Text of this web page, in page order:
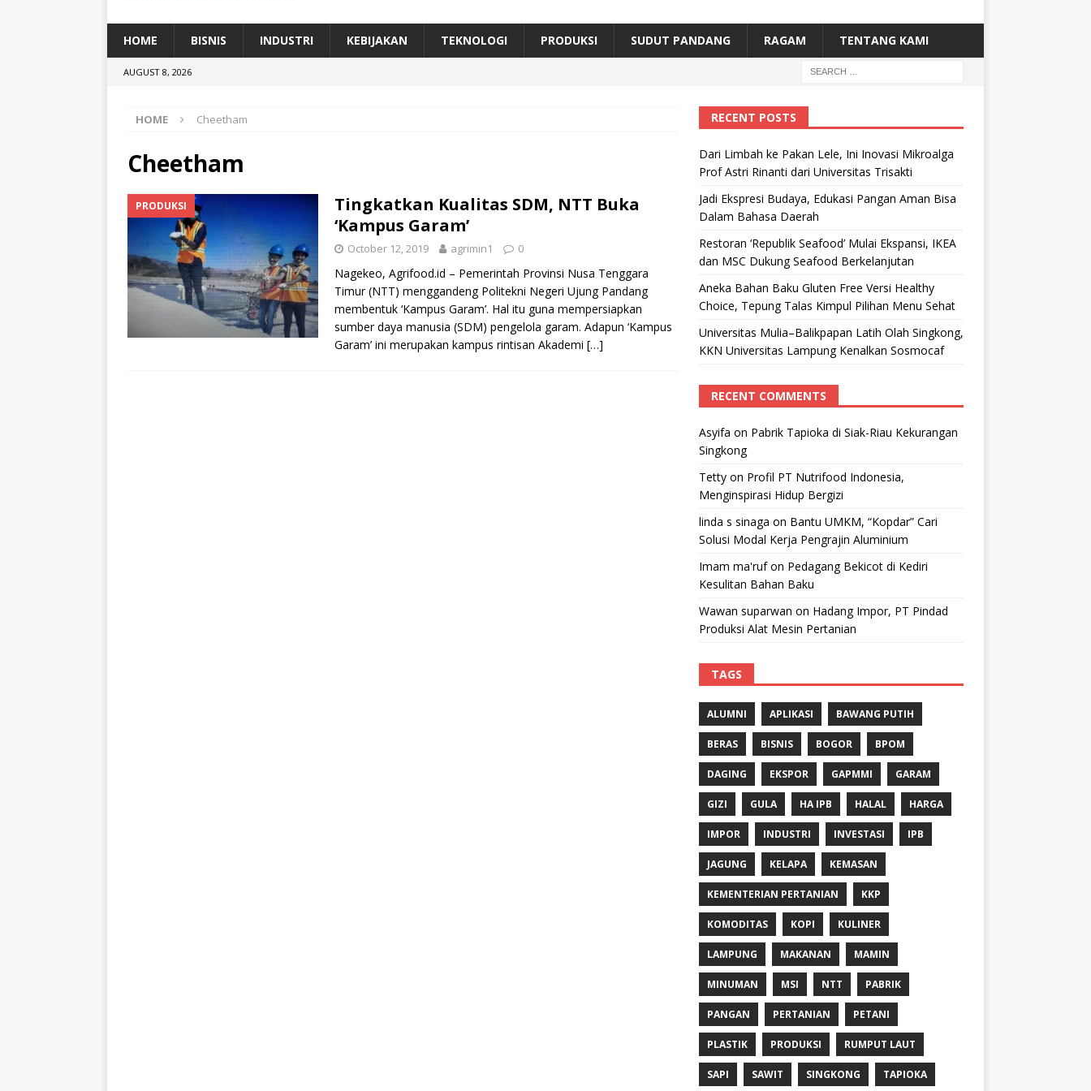
[ July 11, 2026 ] Dari Limbah ke Pakan Lele, Ini Inovasi Mikroalga Prof Astri Rinanti dari Universitas Trisakti
HOME BISNIS INDUSTRI KEBIJAKAN TEKNOLOGI PRODUKSI SUDUT PANDANG RAGAM TENTANG KAMI
AUGUST 8, 2026
HOME Cheetham
Cheetham
PRODUKSI
Tingkatkan Kualitas SDM, NTT Buka
‘Kampus Garam’
October 12, 2019 agrimin1 0
Nagekeo, Agrifood.id – Pemerintah Provinsi Nusa Tenggara
Timur (NTT) menggandeng Politekni Negeri Ujung Pandang
membentuk ‘Kampus Garam’. Hal itu guna mempersiapkan
sumber daya manusia (SDM) pengelola garam. Adapun ‘Kampus
Garam’ ini merupakan kampus rintisan Akademi […]
RECENT POSTS
Dari Limbah ke Pakan Lele, Ini Inovasi Mikroalga
Prof Astri Rinanti dari Universitas Trisakti
Jadi Ekspresi Budaya, Edukasi Pangan Aman Bisa
Dalam Bahasa Daerah
Restoran ‘Republik Seafood’ Mulai Ekspansi, IKEA
dan MSC Dukung Seafood Berkelanjutan
Aneka Bahan Baku Gluten Free Versi Healthy
Choice, Tepung Talas Kimpul Pilihan Menu Sehat
Universitas Mulia–Balikpapan Latih Olah Singkong,
KKN Universitas Lampung Kenalkan Sosmocaf
RECENT COMMENTS
Asyifa on Pabrik Tapioka di Siak-Riau Kekurangan
Singkong
Tettyon Profil PT Nutrifood Indonesia,
Menginspirasi Hidup Bergizi
linda s sinaga on Bantu UMKM, “Kopdar” Cari
Solusi Modal Kerja Pengrajin Aluminium
Imam ma'rufon Pedagang Bekicot di Kediri
Kesulitan Bahan Baku
Wawan suparwan on Hadang Impor, PT Pindad
Produksi Alat Mesin Pertanian
TAGS
ALUMNI APLIKASI BAWANG PUTIH
BERAS BISNIS BOGOR BPOM
DAGING EKSPOR GAPMMI GARAM
GIZI GULA HA IPB HALAL HARGA
IMPOR INDUSTRI INVESTASI IPB
JAGUNG KELAPA KEMASAN
KEMENTERIAN PERTANIAN KKP
KOMODITAS KOPI KULINER
LAMPUNG MAKANAN MAMIN
MINUMAN MSI NTT PABRIK
PANGAN PERTANIAN PETANI
PLASTIK PRODUKSI RUMPUT LAUT
SAPI SAWIT SINGKONG TAPIOKA